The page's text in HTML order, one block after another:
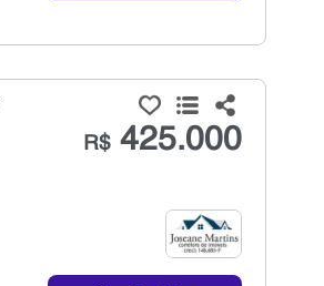
R$425.000